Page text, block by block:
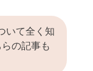
いて全く知
の記事も